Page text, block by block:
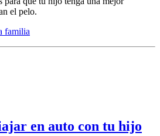
el pelo.
familia
en auto con tu hijo